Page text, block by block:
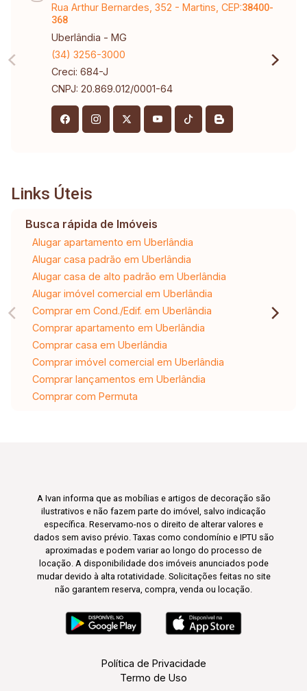
Rua Arthur Bernardes, 352 - Martins, CEP:38400-
368
Uberlândia - MG
(34) 3256-3000
Creci: 684-J
CNPJ: 20.869.012/0001-64
Links Úteis
Busca rápida de Imóveis
Alugar apartamento em Uberlândia
Alugar casa padrão em Uberlândia
Alugar casa de alto padrão em Uberlândia
Alugar imóvel comercial em Uberlândia
Comprar em Cond./Edif. em Uberlândia
Comprar apartamento em Uberlândia
Comprar casa em Uberlândia
Comprar imóvel comercial em Uberlândia
Comprar lançamentos em Uberlândia
Comprar com Permuta
A Ivan informa que as mobílias e artigos de decoração são
ilustrativos e não fazem parte do imóvel, salvo indicação
específica. Reservamo-nos o direito de alterar valores e
dados sem aviso prévio. Taxas como condomínio e IPTU são
aproximadas e podem variar ao longo do processo de
locação. A disponibilidade dos imóveis anunciados pode
mudar devido à alta rotatividade. Solicitações feitas no site
não garantem reserva, compra, venda ou locação.
Política de Privacidade
Termo de Uso